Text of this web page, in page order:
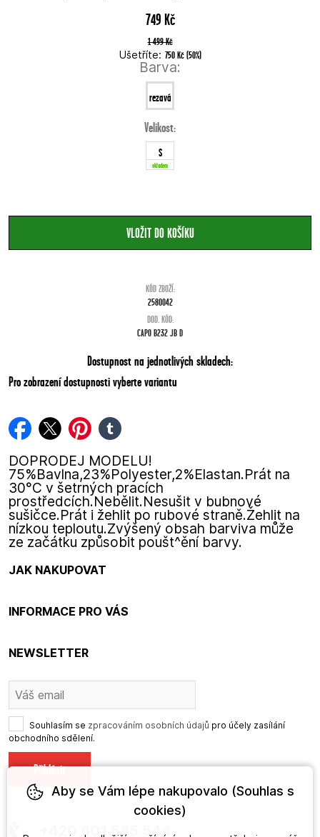
749 Kč
1 499 Kč
Ušetříte: 750 Kč (50%)
Barva:
rezavá
Velikost:
S
skladem
KÓD ZBOŽÍ:
2580042
DOD. KÓD:
CAPO B232 JB D
Dostupnost na jednotlivých skladech:
Pro zobrazení dostupnosti vyberte variantu
facebook
twitterpinterest
tumblr
DOPRODEJ MODELU!
75%Bavlna,23%Polyester,2%Elastan.Prát na
30°C v šetrných pracích
prostředcích.Nebělit.Nesušit v bubnové
sušičce.Prát i žehlit po rubové straně.Žehlit na
nízkou teploutu.Zvýšený obsah barviva může
ze začátku způsobit poušt^ění barvy.
JAK NAKUPOVAT
INFORMACE PRO VÁS
NEWSLETTER
Souhlasím se zpracováním osobních údajů pro účely zasílání
obchodního sdělení.
+420 601 565 544
Aby se Vám lépe nakupovalo (Souhlas s
cookies)